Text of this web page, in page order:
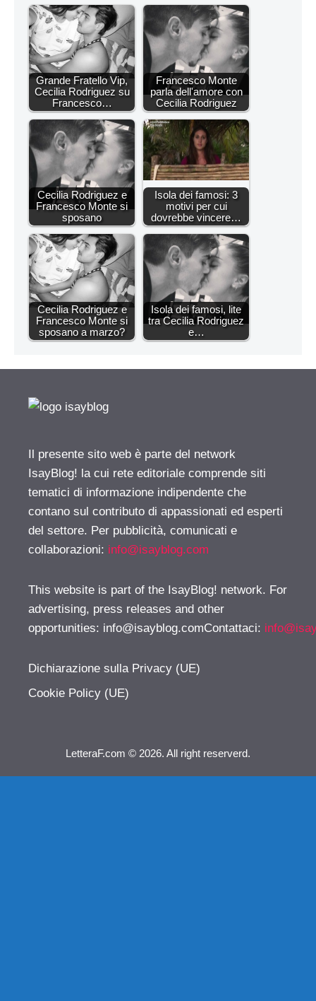
Grande Fratello Vip,
Cecilia Rodriguez su
Francesco…
Francesco Monte
parla dell'amore con
Cecilia Rodriguez
Cecilia Rodriguez e
Francesco Monte si
sposano
Isola dei famosi: 3
motivi per cui
dovrebbe vincere…
Cecilia Rodriguez e
Francesco Monte si
sposano a marzo?
Isola dei famosi, lite
tra Cecilia Rodriguez
e…
Il presente sito web è parte del network
IsayBlog! la cui rete editoriale comprende siti
tematici di informazione indipendente che
contano sul contributo di appassionati ed esperti
del settore. Per pubblicità, comunicati e
collaborazioni: info@isayblog.com
This website is part of the IsayBlog! network. For
advertising, press releases and other
opportunities: info@isayblog.comContattaci:
Dichiarazione sulla Privacy (UE)
Cookie Policy (UE)
LetteraF.com © 2026. All right reserverd.